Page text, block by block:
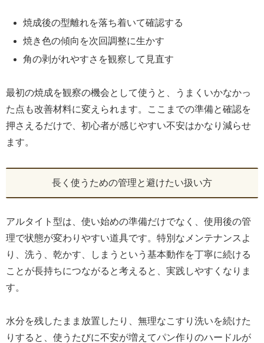
焼成後の型離れを落ち着いて確認する
焼き色の傾向を次回調整に生かす
角の剥がれやすさを観察して見直す
最初の焼成を観察の機会として使うと、うまくいかなかっ
た点も改善材料に変えられます。ここまでの準備と確認を
押さえるだけで、初心者が感じやすい不安はかなり減らせ
ます。
長く使うための管理と避けたい扱い方
アルタイト型は、使い始めの準備だけでなく、使用後の管
理で状態が変わりやすい道具です。特別なメンテナンスよ
り、洗う、乾かす、しまうという基本動作を丁寧に続ける
ことが長持ちにつながると考えると、実践しやすくなりま
す。
水分を残したまま放置したり、無理なこすり洗いを続けた
りすると、使うたびに不安が増えてパン作りのハードルが